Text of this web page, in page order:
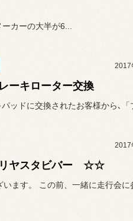
カーの大半が6...
2017
ーキローター交換
2017
ヤスタビバー ☆☆